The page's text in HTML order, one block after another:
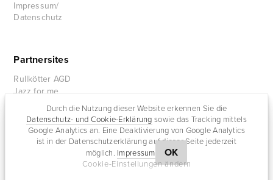
Durch die Nutzung dieser Website erkennen Sie die
Datenschutz- und Cookie-Erklärung sowie das Tracking mittels
Google Analytics an. Eine Deaktivierung von Google Analytics
ist in der Datenschutzerklärung auf dieser Seite jederzeit
möglich. Impressum OK
Cookie-Einstellungen ändern
Impressum/
Datenschutz
Partnersites
Rullkötter AGD
Jazz for me